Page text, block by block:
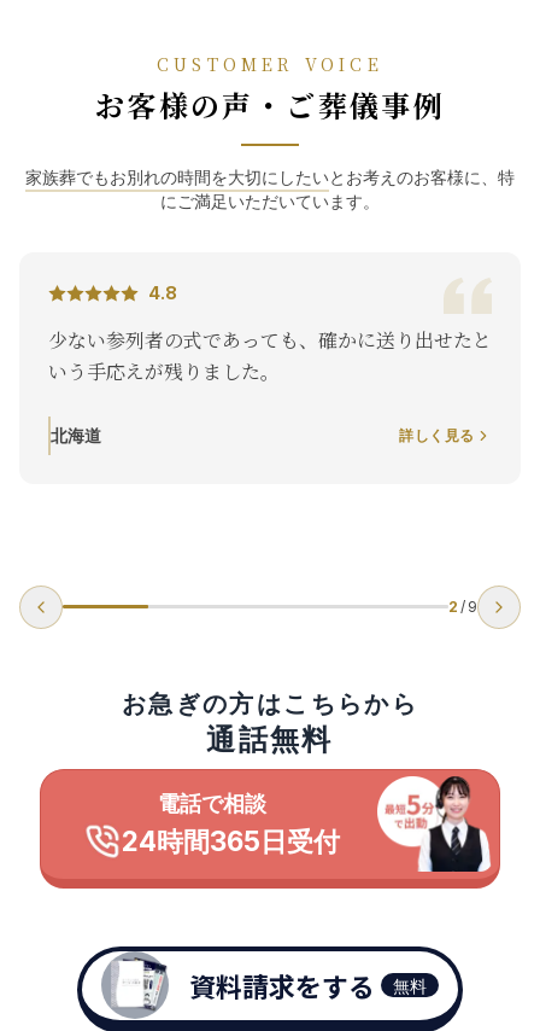
CUSTOMER VOICE
お客様の声・ご葬儀事例
家族葬でもお別れの時間を大切にしたいとお考えのお客様に、特
にご満足いただいています。
4.8
少ない参列者の式であっても、確かに送り出せたと
いう手応えが残りました。
北海道 詳しく見る
2 / 9
お急ぎの方はこちらから
通話無料
電話で相談
24時間365日受付
資料請求をする 無料